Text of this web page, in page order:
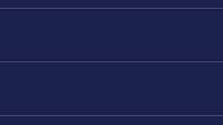
25.5㎡